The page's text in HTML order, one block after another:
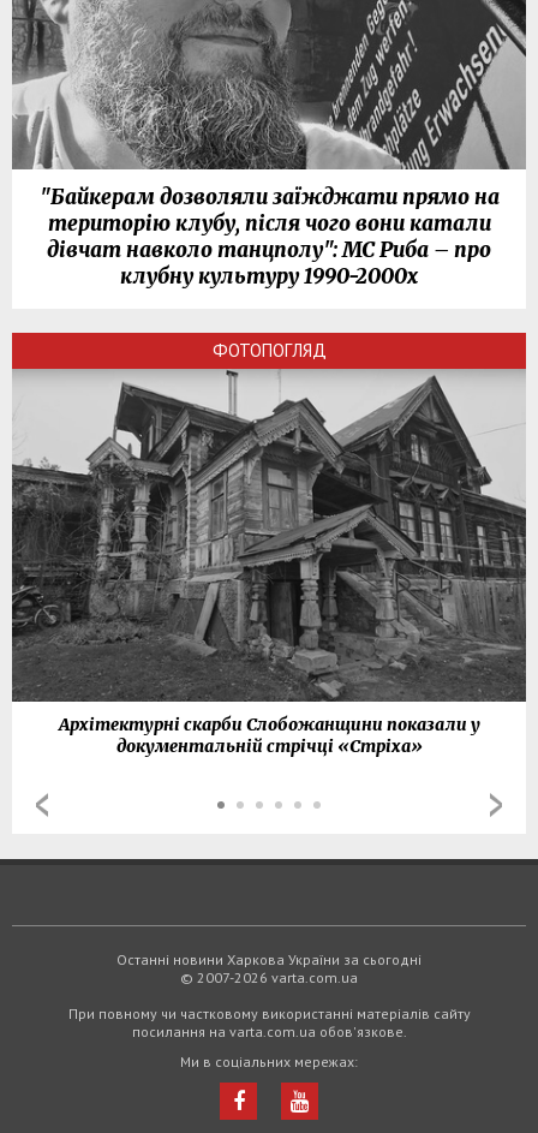
"Байкерам дозволяли заїжджати прямо на
територію клубу, після чого вони катали
дівчат навколо танцполу": МС Риба – про
клубну культуру 1990-2000х
ФОТОПОГЛЯД
Архітектурні скарби Слобожанщини показали у
документальній стрічці «Стріха»
Останні новини Харкова України за сьогодні
© 2007-2026 varta.com.ua
При повному чи частковому використанні матеріалів сайту
посилання на varta.com.ua обов'язкове.
Ми в соціальних мережах: